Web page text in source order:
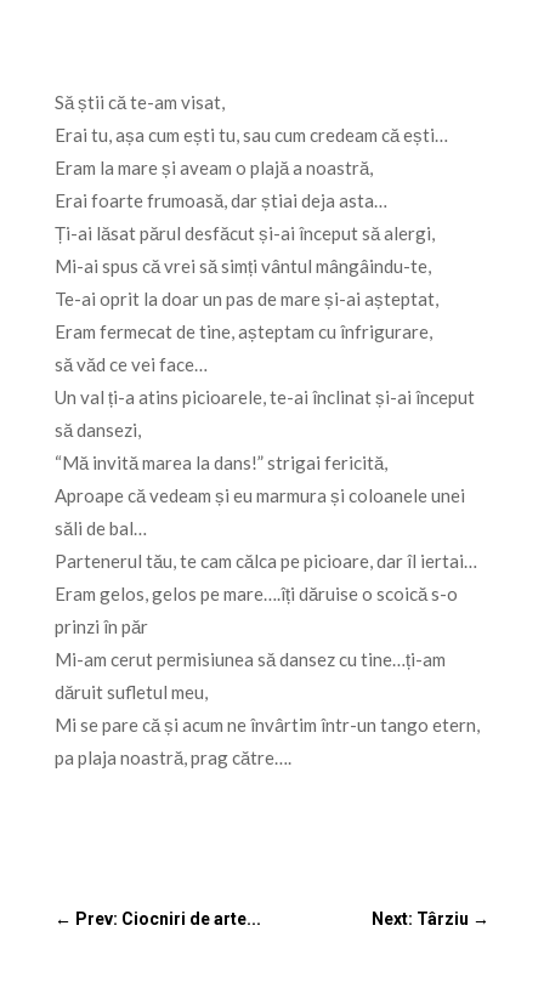
Să știi că te-am visat,
Erai tu, așa cum ești tu, sau cum credeam că ești…
Eram la mare și aveam o plajă a noastră,
Erai foarte frumoasă, dar știai deja asta…
Ți-ai lăsat părul desfăcut și-ai început să alergi,
Mi-ai spus că vrei să simți vântul mângâindu-te,
Te-ai oprit la doar un pas de mare și-ai așteptat,
Eram fermecat de tine, așteptam cu înfrigurare,
să văd ce vei face…
Un val ți-a atins picioarele, te-ai înclinat și-ai început
să dansezi,
“Mă invită marea la dans!” strigai fericită,
Aproape că vedeam și eu marmura și coloanele unei
săli de bal…
Partenerul tău, te cam călca pe picioare, dar îl iertai…
Eram gelos, gelos pe mare….îți dăruise o scoică s-o
prinzi în păr
Mi-am cerut permisiunea să dansez cu tine…ți-am
dăruit sufletul meu,
Mi se pare că și acum ne învârtim într-un tango etern,
pa plaja noastră, prag către….
← Prev: Ciocniri de arte... Next: Târziu →